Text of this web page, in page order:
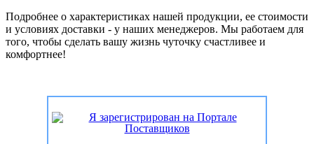
Подробнее о характеристиках нашей продукции, ее стоимости
и условиях доставки - у наших менеджеров. Мы работаем для
того, чтобы сделать вашу жизнь чуточку счастливее и
комфортнее!